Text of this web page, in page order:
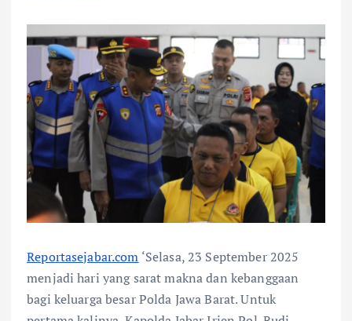
Reportasejabar.com ‘Selasa, 23 September 2025
menjadi hari yang sarat makna dan kebanggaan
bagi keluarga besar Polda Jawa Barat. Untuk